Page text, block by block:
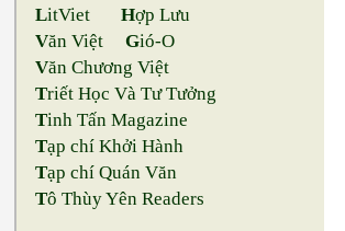
LitViet Hợp Lưu
Văn Việt Gió-O
Văn Chương Việt
Triết Học Và Tư Tưởng
Tinh Tấn Magazine
Tạp chí Khởi Hành
Tạp chí Quán Văn
Tô Thùy Yên Readers